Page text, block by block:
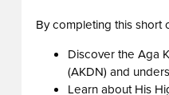
By completing this short
Discover the Aga
(AKDN) and
Learn about His